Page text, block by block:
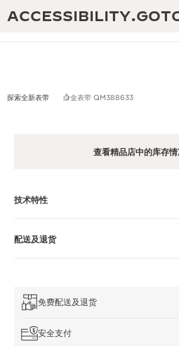
览
THE SOUND MAKER声音之艺主
180多项精湛技艺
探索全新表带 白金表带 QM388633
查看精品店中的库存
技术特性
配送及退货
免费配送及退货
安全支付